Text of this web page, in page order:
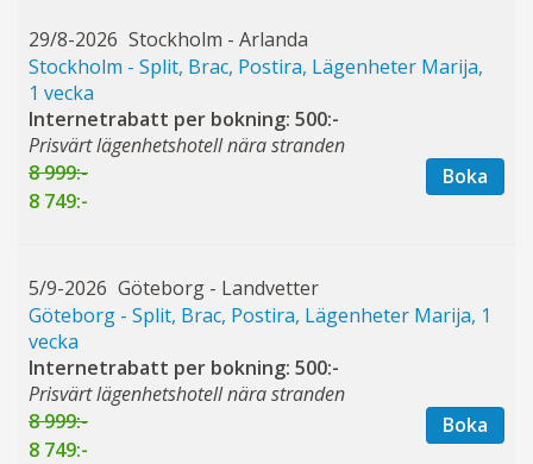
29/8-2026 Stockholm - Arlanda
Stockholm - Split, Brac, Postira, Lägenheter Marija,
1 vecka
Internetrabatt per bokning: 500:-
Prisvärt lägenhetshotell nära stranden
8 999:-
8 749:-
Boka
5/9-2026 Göteborg - Landvetter
Göteborg - Split, Brac, Postira, Lägenheter Marija, 1
vecka
Internetrabatt per bokning: 500:-
Prisvärt lägenhetshotell nära stranden
8 999:-
8 749:-
Boka